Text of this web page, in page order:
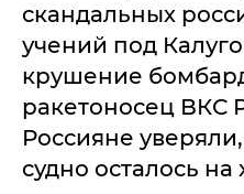
скандальных
учений под
крушение
ракетоносец ВКС
Россияне
судно осталось на